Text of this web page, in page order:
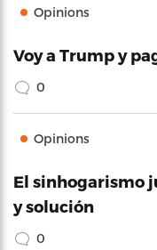
Opinions
Voy a Trump y
0
Opinions
El sinhogarismo
y solución
0